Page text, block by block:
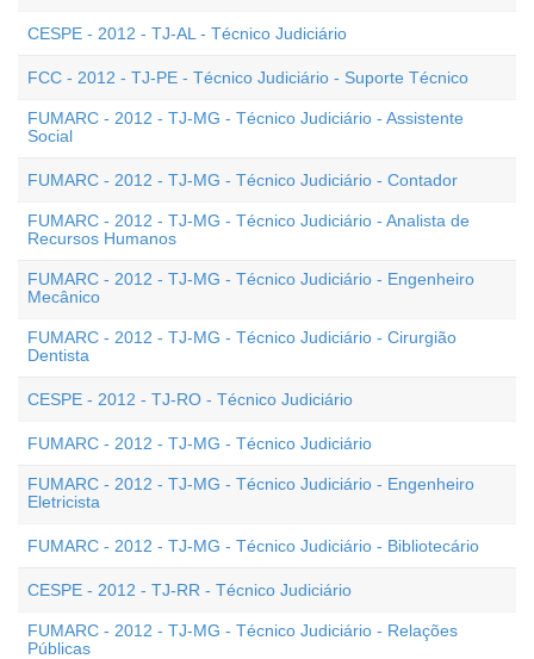
CESPE - 2012 - TJ-AL - Técnico Judiciário
FCC - 2012 - TJ-PE - Técnico Judiciário - Suporte Técnico
FUMARC - 2012 - TJ-MG - Técnico Judiciário - Assistente
Social
FUMARC - 2012 - TJ-MG - Técnico Judiciário - Contador
FUMARC - 2012 - TJ-MG - Técnico Judiciário - Analista de
Recursos Humanos
FUMARC - 2012 - TJ-MG - Técnico Judiciário - Engenheiro
Mecânico
FUMARC - 2012 - TJ-MG - Técnico Judiciário - Cirurgião
Dentista
CESPE - 2012 - TJ-RO - Técnico Judiciário
FUMARC - 2012 - TJ-MG - Técnico Judiciário
FUMARC - 2012 - TJ-MG - Técnico Judiciário - Engenheiro
Eletricista
FUMARC - 2012 - TJ-MG - Técnico Judiciário - Bibliotecário
CESPE - 2012 - TJ-RR - Técnico Judiciário
FUMARC - 2012 - TJ-MG - Técnico Judiciário - Relações
Públicas